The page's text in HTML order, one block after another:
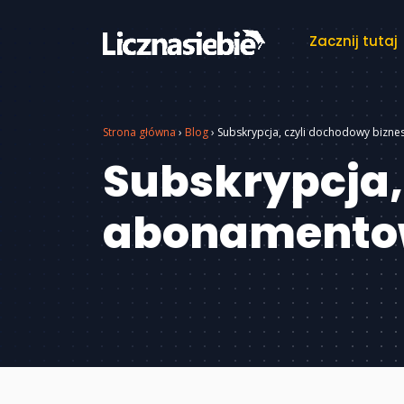
Zacznij tutaj
Strona główna › Blog› Subskrypcja, czyli dochodowy